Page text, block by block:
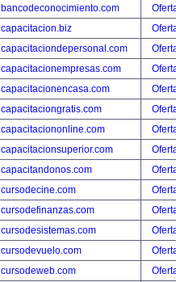
bancodeconocimiento.com
capacitacion.biz
capacitaciondepersonal.com
capacitacionempresas.com
capacitacionencasa.com
capacitaciongratis.com
capacitaciononline.com
capacitacionsuperior.com
capacitandonos.com
cursodecine.com
cursodefinanzas.com
cursodesistemas.com
cursodevuelo.com
cursodeweb.com